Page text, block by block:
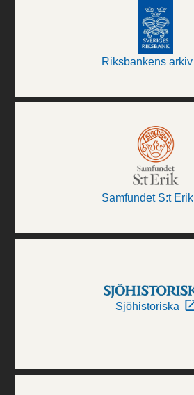
Riksbankens arkiv
Samfundet S:t Erik
Sjöhistoriska